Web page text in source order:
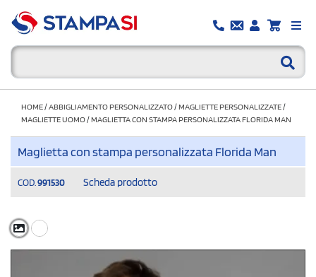
HOME/ABBIGLIAMENTO PERSONALIZZATO/MAGLIETTE PERSONALIZZATE/
MAGLIETTE UOMO/MAGLIETTA CON STAMPA PERSONALIZZATA FLORIDA MAN
Maglietta con stampa personalizzata Florida Man
COD. 991530 Scheda prodotto